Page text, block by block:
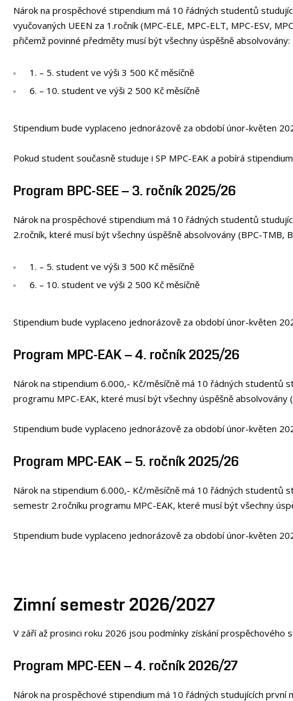
Nárok na prospěchové stipendium má 10 řádných studentů
vyučovaných UEEN za 1.ročník (MPC-ELE, MPC-ELT, MPC-ESV,
přičemž povinné předměty musí být všechny úspěšně absolvovány:
1. – 5. student ve výši 3 500 Kč měsíčně
6. – 10. student ve výši 2 500 Kč měsíčně
Stipendium bude vyplaceno jednorázově za období únor-květen
Pokud student současně studuje i SP MPC-EAK a pobírá
Program BPC-SEE – 3. ročník 2025/26
Nárok na prospěchové stipendium má 10 řádných studentů
2.ročník, které musí být všechny úspěšně absolvovány (BPC-TMB,
1. – 5. student ve výši 3 500 Kč měsíčně
6. – 10. student ve výši 2 500 Kč měsíčně
Stipendium bude vyplaceno jednorázově za období únor-květen
Program MPC-EAK – 4. ročník 2025/26
Nárok na stipendium 6.000,- Kč/měsíčně má 10 řádných
programu MPC-EAK, které musí být všechny úspěšně absolvovány
Stipendium bude vyplaceno jednorázově za období únor-květen
Program MPC-EAK – 5. ročník 2025/26
Nárok na stipendium 6.000,- Kč/měsíčně má 10 řádných studentů
semestr 2.ročníku programu MPC-EAK, které musí být všechny
Stipendium bude vyplaceno jednorázově za období únor-květen
Zimní semestr 2026/2027
V září až prosinci roku 2026 jsou podmínky získání prospěchového
Program MPC-EEN – 4. ročník 2026/27
Nárok na prospěchové stipendium má 10 řádných studujících